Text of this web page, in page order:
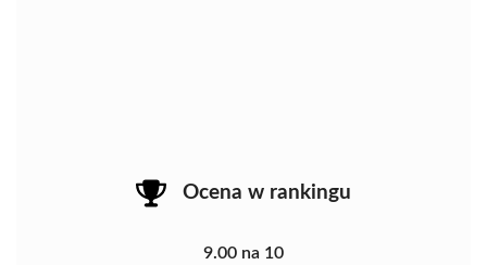
Ocena w rankingu
9.00 na 10